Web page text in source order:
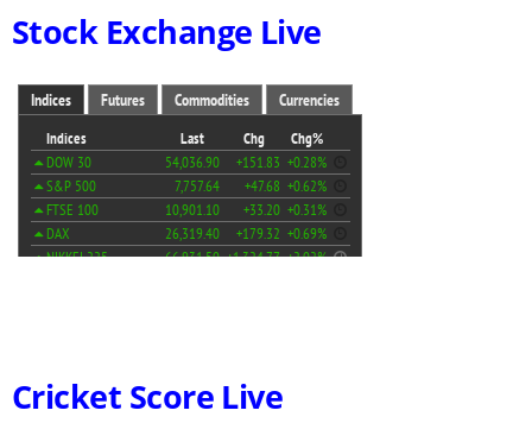
Stock Exchange Live
Cricket Score Live